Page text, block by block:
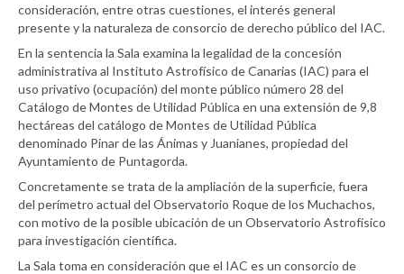
consideración, entre otras cuestiones, el interés general
presente y la naturaleza de consorcio de derecho público del IAC.
En la sentencia la Sala examina la legalidad de la concesión
administrativa al Instituto Astrofísico de Canarias (IAC) para el
uso privativo (ocupación) del monte público número 28 del
Catálogo de Montes de Utilidad Pública en una extensión de 9,8
hectáreas del catálogo de Montes de Utilidad Pública
denominado Pinar de las Ánimas y Juanianes, propiedad del
Ayuntamiento de Puntagorda.
Concretamente se trata de la ampliación de la superficie, fuera
del perímetro actual del Observatorio Roque de los Muchachos,
con motivo de la posible ubicación de un Observatorio Astrofísico
para investigación científica.
La Sala toma en consideración que el IAC es un consorcio de